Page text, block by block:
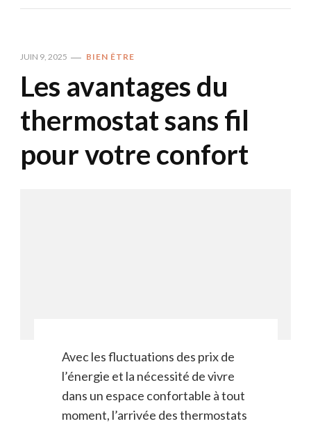
JUIN 9, 2025 BIEN ÊTRE
Les avantages du
thermostat sans fil
pour votre confort
Avec les fluctuations des prix de
l’énergie et la nécessité de vivre
dans un espace confortable à tout
moment, l’arrivée des thermostats